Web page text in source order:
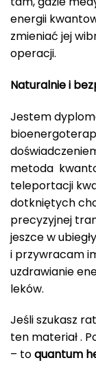
energii
zmieniać jej
operacji.
Naturalnie i
Jestem
metoda
teleportacji
dotkniętych
precyzyjnej
jeszce w
i przywracam
uzdrawianie
leków.
Jeśli szukasz
ten materiał .
– toquantum